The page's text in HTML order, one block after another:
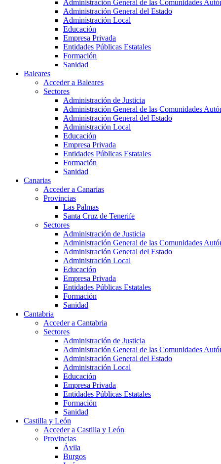
Administración General de las Comunidades
Administración General del Estado
Administración Local
Educación
Empresa Privada
Entidades Públicas Estatales
Formación
Sanidad
Baleares
Acceder a Baleares
Sectores
Administración de Justicia
Administración General de las Comunidades
Administración General del Estado
Administración Local
Educación
Empresa Privada
Entidades Públicas Estatales
Formación
Sanidad
Canarias
Acceder a Canarias
Provincias
Las Palmas
Santa Cruz de Tenerife
Sectores
Administración de Justicia
Administración General de las Comunidades
Administración General del Estado
Administración Local
Educación
Empresa Privada
Entidades Públicas Estatales
Formación
Sanidad
Cantabria
Acceder a Cantabria
Sectores
Administración de Justicia
Administración General de las Comunidades
Administración General del Estado
Administración Local
Educación
Empresa Privada
Entidades Públicas Estatales
Formación
Sanidad
Castilla y León
Acceder a Castilla y León
Provincias
Ávila
Burgos